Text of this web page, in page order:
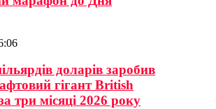
доларів заробив
гігант British
три місяці 2026 року